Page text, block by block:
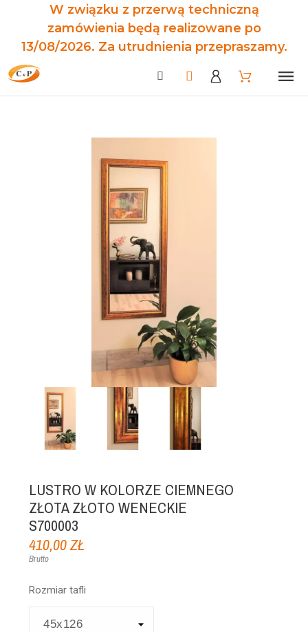
W związku z przerwą techniczną
zamówienia będą realizowane po
13/08/2026. Za utrudnienia przepraszamy.
LUSTRO W KOLORZE CIEMNEGO
ZŁOTA ZŁOTO WENECKIE
S700003
410,00 ZŁ
Brutto
Rozmiar tafli